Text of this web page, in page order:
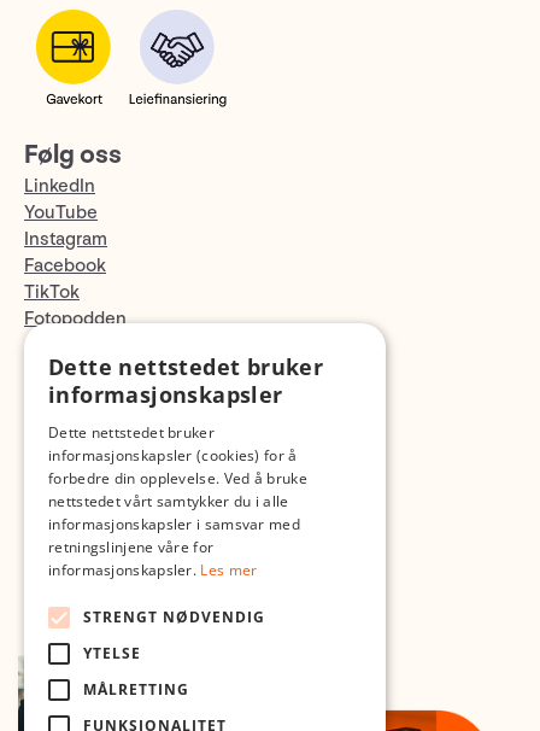
Følg oss
LinkedIn
YouTube
Instagram
Facebook
TikTok
Fotopodden
Med forbehold om skrive- og lagerfeil
Dette nettstedet bruker
informasjonskapsler
Dette nettstedet bruker
informasjonskapsler (cookies) for å
forbedre din opplevelse. Ved å bruke
nettstedet vårt samtykker du i alle
informasjonskapsler i samsvar med
retningslinjene våre for
informasjonskapsler. Les mer
STRENGT NØDVENDIG
YTELSE
MÅLRETTING
FUNKSJONALITET